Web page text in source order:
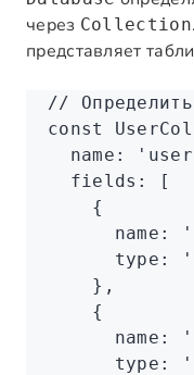
через Collection
представляет
//
const
  name
:
  fields
:
[
    {
      name
:
      type
:
    }
,
    {
      name
:
      type
: